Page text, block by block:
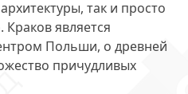
так и просто
Краков является
Польши, о древней
причудливых